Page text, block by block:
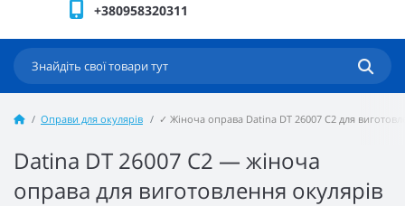
+380958320311
Оправи для окулярів ✓ Жіноча оправа Datina DT 26007 C2 для
Datina DT 26007 C2 — жіноча
оправа для виготовлення окулярів